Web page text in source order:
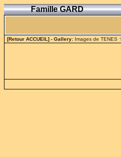
Famille GARD
[Retour ACCUEIL] - Gallery: Images de TENES